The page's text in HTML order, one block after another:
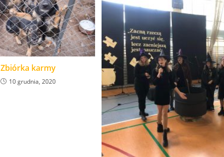
Zbiórka karmy
10 grudnia, 2020